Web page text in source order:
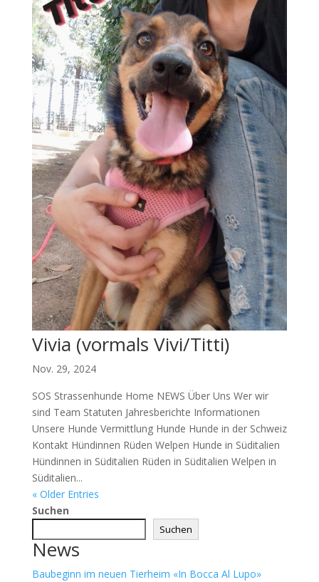
Vivia (vormals Vivi/Titti)
Nov. 29, 2024
SOS Strassenhunde Home NEWS Über Uns Wer wir
sind Team Statuten Jahresberichte Informationen
Unsere Hunde Vermittlung Hunde Hunde in der Schweiz
Kontakt Hündinnen Rüden Welpen Hunde in Süditalien
Hündinnen in Süditalien Rüden in Süditalien Welpen in
Süditalien...
« Older Entries
Suchen
Suchen
News
Baubeginn im neuen Tierheim «In Bocca Al Lupo»